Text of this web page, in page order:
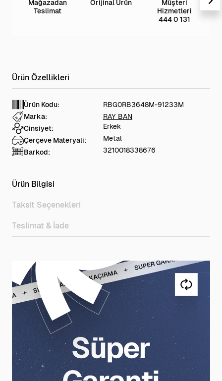
Mağazadan
Teslimat
Orijinal Ürün
Müşteri
Hizmetleri
444 0 131
Ürün Kodu:
RBG0RB3648M-91233M
Marka:
RAY BAN
Cinsiyet:
Erkek
Çerçeve Materyali:
Metal
Barkod:
3210018338676
Ürün Bilgisi
Taksit Seçenekleri
Teslimat & İade